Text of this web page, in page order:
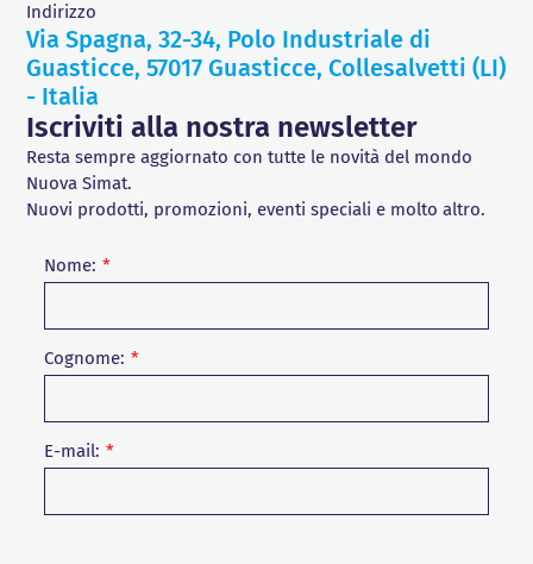
Iscriviti alla nostra newsletter
Resta sempre aggiornato con tutte le novità del mondo
Nuova Simat.
Nuovi prodotti, promozioni, eventi speciali e molto altro.
Nome:
Cognome:
E-mail:
Indirizzo
Via Spagna, 32-34, Polo Industriale di
Guasticce, 57017 Guasticce, Collesalvetti (LI)
- Italia